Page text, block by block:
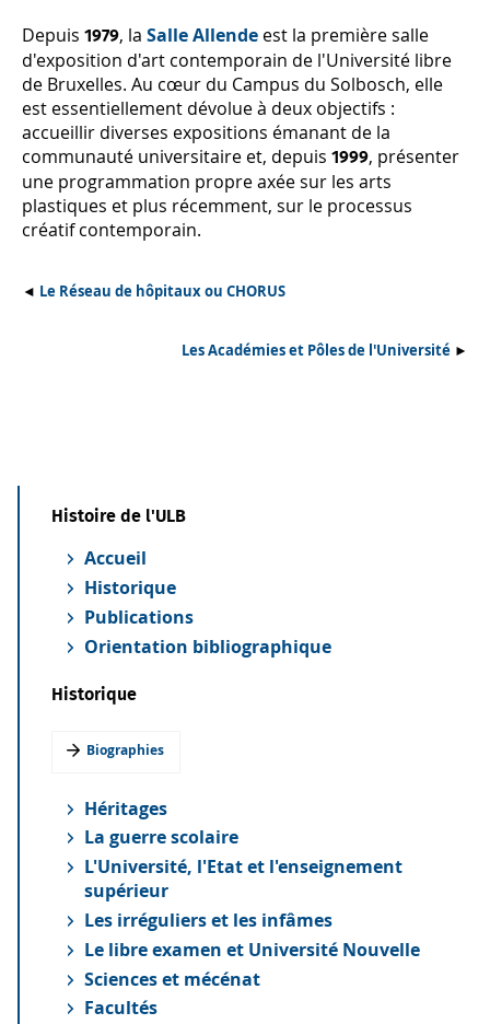
Depuis 1979, la Salle Allende est la première salle
d'exposition d'art contemporain de l'Université libre
de Bruxelles. Au cœur du Campus du Solbosch, elle
est essentiellement dévolue à deux objectifs :
accueillir diverses expositions émanant de la
communauté universitaire et, depuis 1999, présenter
une programmation propre axée sur les arts
plastiques et plus récemment, sur le processus
créatif contemporain.
◄ Le Réseau de hôpitaux ou CHORUS
Les Académies et Pôles de l'Université ►
Histoire de l'ULB
Accueil
Historique
Publications
Orientation bibliographique
Historique
Biographies
Héritages
La guerre scolaire
L'Université, l'Etat et l'enseignement
supérieur
Les irréguliers et les infâmes
Le libre examen et Université Nouvelle
Sciences et mécénat
Facultés